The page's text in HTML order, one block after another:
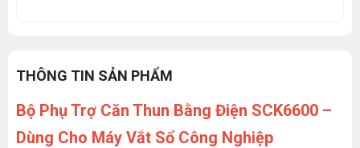
THÔNG TIN SẢN PHẨM
Bộ Phụ Trợ Căn Thun Bằng Điện SCK6600 –
Dùng Cho Máy Vắt Sổ Công Nghiệp